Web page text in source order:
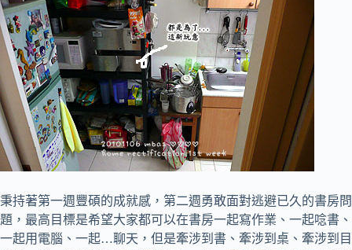
秉持著第一週豐碩的成就感，第二週勇敢面對逃避已久的書房問
題，最高目標是希望大家都可以在書房一起寫作業、一起唸書、
一起用電腦、一起…聊天，但是牽涉到書、牽涉到桌、牽涉到目